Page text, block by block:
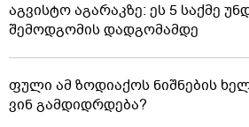
აგვისტო აგარაკზე: ეს 5 საქმე
შემოდგომის დადგომამდე
ფული ამ ზოდიაქოს ნიშნების
ვინ გამდიდრდება?